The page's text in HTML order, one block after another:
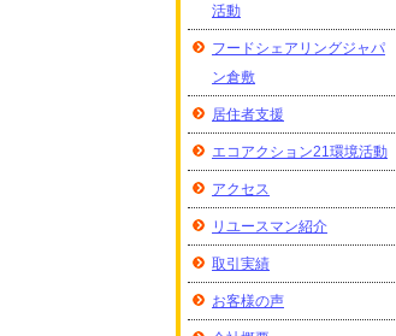
活動
フードシェアリングジャパ
ン倉敷
居住者支援
エコアクション21環境活動
アクセス
リユースマン紹介
取引実績
お客様の声